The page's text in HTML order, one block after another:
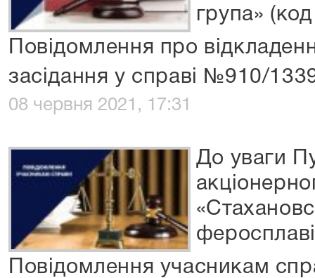
група»
Повідомлення про
засідання у справі №910/
08 червня 2021, 17:31
До уваги
Повідомлення учасникам